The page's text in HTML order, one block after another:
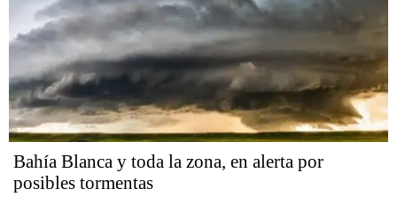
Bahía Blanca y toda la zona, en alerta por
posibles tormentas